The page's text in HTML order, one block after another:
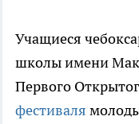
Учащиеся
школы имени
Первого
фестиваля